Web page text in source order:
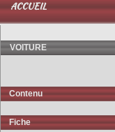
ACCUEIL
VOITURE
Contenu
Fiche